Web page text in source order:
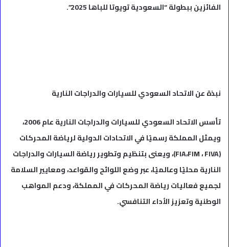
الفائزين ببطولة “السعودية تويوتا للباها 2025”.
نبذة عن الاتحاد السعودي للسيارات والدراجات النارية
تأسس الاتحاد السعودي للسيارات والدراجات النارية عام 2006،
ويمثل المملكة رسميًا في الاتحادات الدولية لرياضة المحركات
(FIA،FIM ، FIVA)، ويعنى بتنظيم وتطوير رياضة السيارات والدراجات
النارية محليًا وعالميًا، عبر وضع اللوائح والقواعد، ومعايير السلامة
لجميع فعاليات رياضة المحركات في المملكة، ودعم المواهب
الوطنية وتعزيز الأداء التنافسي.